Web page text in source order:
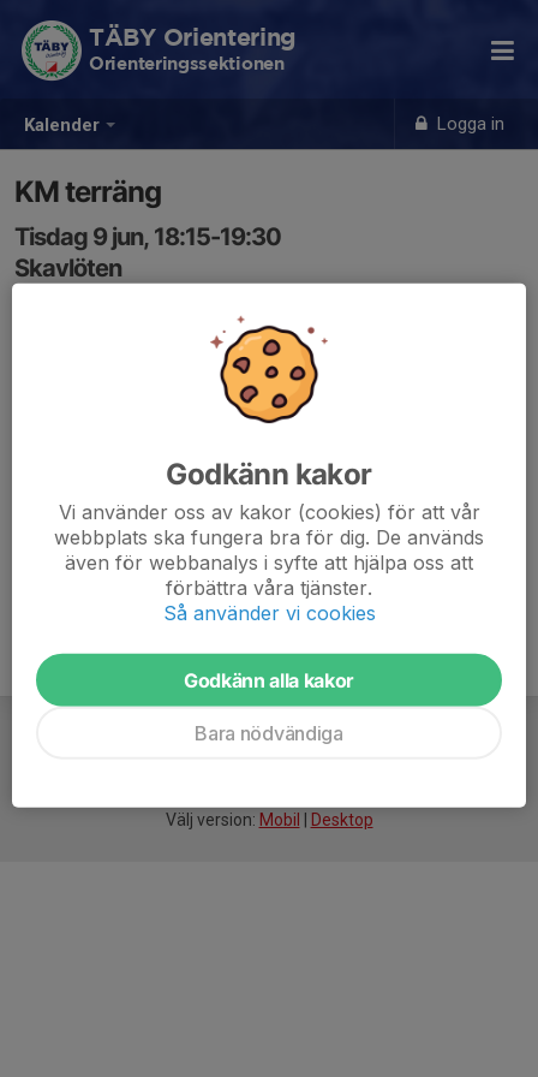
Kalender Logga in
TÄBY Orientering
Orienteringssektionen
KM terräng
Tisdag 9 jun, 18:15-19:30
Skavlöten
Välj version: Mobil Desktop
Godkänn kakor
Vi använder oss av kakor (cookies) för att vår
webbplats ska fungera bra för dig. De används
även för webbanalys i syfte att hjälpa oss att
förbättra våra tjänster.
Så använder vi cookies
Godkänn alla kakor
Bara nödvändiga